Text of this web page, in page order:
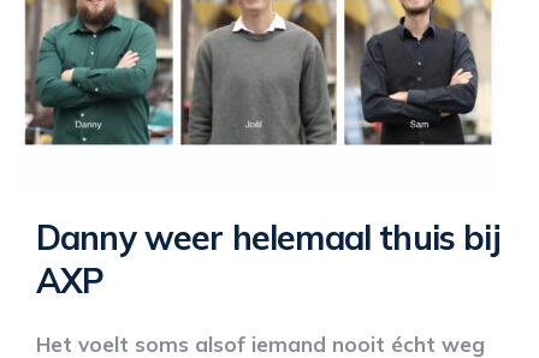
Danny weer helemaal thuis bij
AXP
Het voelt soms alsof iemand nooit écht weg